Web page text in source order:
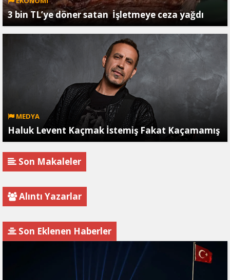
3 bin TL’ye döner satan İşletmeye ceza yağdı
MEDYA
Haluk Levent Kaçmak İstemiş Fakat Kaçamamış
Son Makaleler
Alıntı Yazarlar
Son Eklenen Haberler